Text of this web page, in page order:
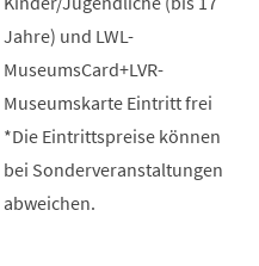
Jahre) und LWL-
MuseumsCard+LVR-
Museumskarte Eintritt frei
*Die Eintrittspreise können
bei Sonderveranstaltungen
abweichen.